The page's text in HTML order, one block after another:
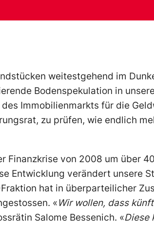
weitestgehend im
Bodenspekulation in
Immobilienmarkts für die
zu prüfen, wie endlich
Finanzkrise von 2008 um über
Entwicklung verändert unsere
hat in überparteilicher
«Wir wollen, dass
Salome Bessenich. «Diese